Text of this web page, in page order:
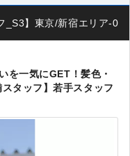
_S3】東京/新宿エリア-006
を一気にGET！髪色・
タッフ】若手スタッフ